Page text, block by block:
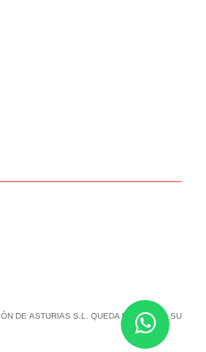
DE ASTURIAS S.L. QUEDA PROHIBIDO SU